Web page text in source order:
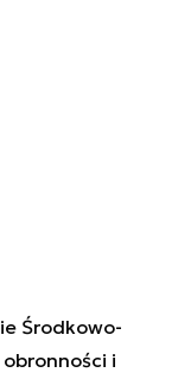
Środkowo-
i